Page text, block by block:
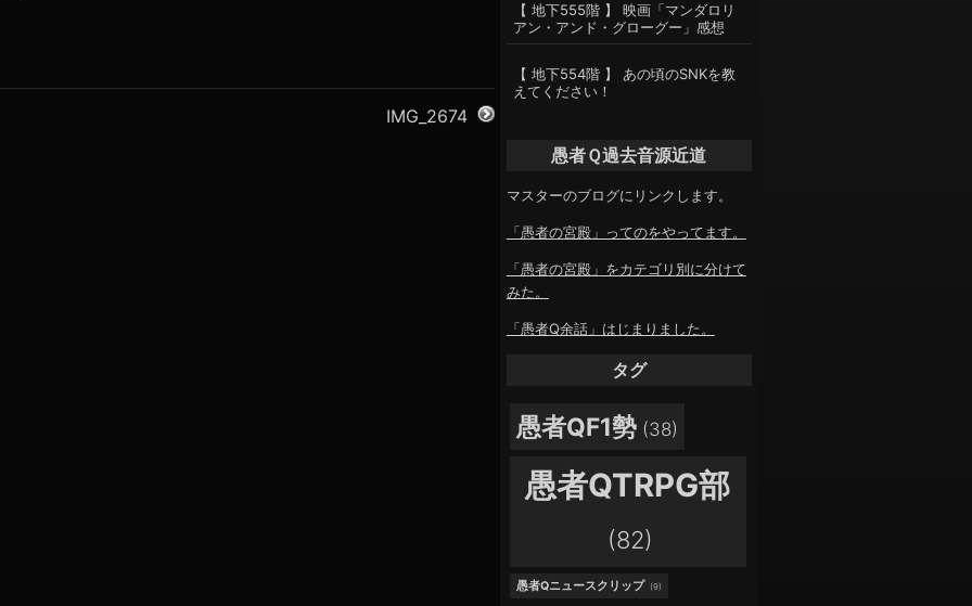
IMG_2674
【 地下555階 】 映画「マンダロリ
アン・アンド・グローグー」感想
【 地下554階 】 あの頃のSNKを教
えてください！
愚者Ｑ過去音源近道
マスターのブログにリンクします。
「愚者の宮殿」ってのをやってます。
「愚者の宮殿」をカテゴリ別に分けて
みた。
「愚者Q余話」はじまりました。
タグ
愚者QF1勢 (38)
愚者QTRPG部
(82)
愚者Qニュースクリップ (9)